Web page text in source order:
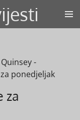
-
ponedjeljak
za